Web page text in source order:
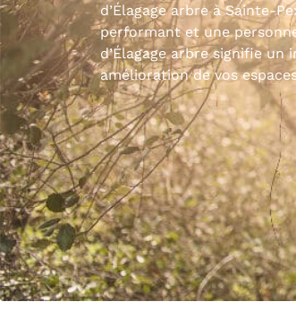
d’Élagage arbre à Sainte-
performant et une
d’Élagage arbre signifie
amélioration de vos